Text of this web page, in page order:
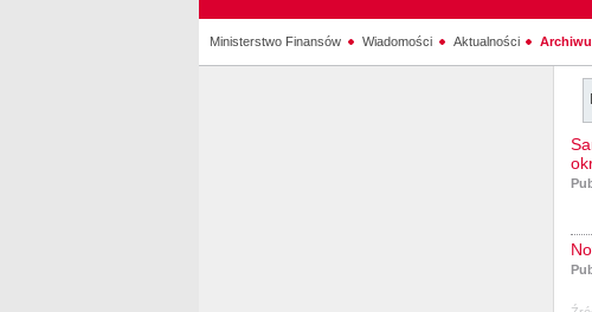
Ministerstwo Finansów Wiadomości Aktualności